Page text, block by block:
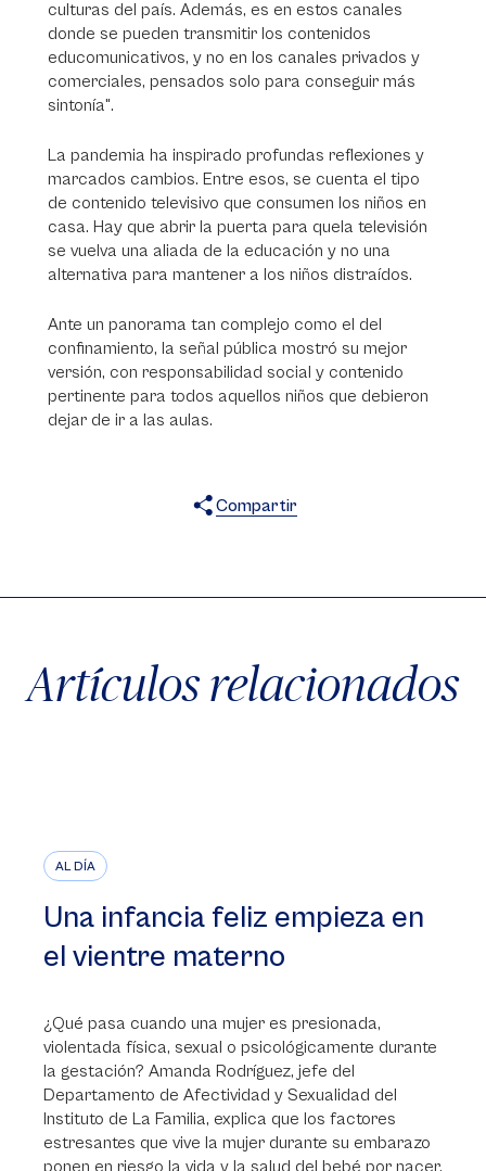
culturas del país. Además, es en estos canales
donde se pueden transmitir los contenidos
educomunicativos, y no en los canales privados y
comerciales, pensados solo para conseguir más
sintonía".
La pandemia ha inspirado profundas reflexiones y
marcados cambios. Entre esos, se cuenta el tipo
de contenido televisivo que consumen los niños en
casa. Hay que abrir la puerta para quela televisión
se vuelva una aliada de la educación y no una
alternativa para mantener a los niños distraídos.
Ante un panorama tan complejo como el del
confinamiento, la señal pública mostró su mejor
versión, con responsabilidad social y contenido
pertinente para todos aquellos niños que debieron
dejar de ir a las aulas.
Compartir
Artículos relacionados
AL DÍA
Una infancia feliz empieza en
el vientre materno
¿Qué pasa cuando una mujer es presionada,
violentada física, sexual o psicológicamente durante
la gestación? Amanda Rodríguez, jefe del
Departamento de Afectividad y Sexualidad del
Instituto de La Familia, explica que los factores
estresantes que vive la mujer durante su embarazo
ponen en riesgo la vida y la salud del bebé por nacer.